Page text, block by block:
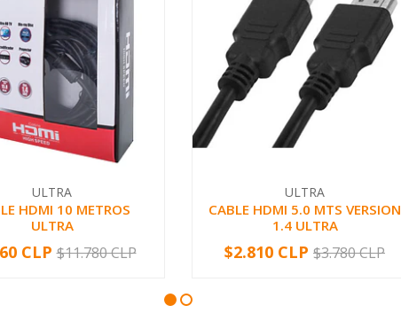
ULTRA
HDMI 10 METROS
ULTRA
+
CLP $11.780 CLP
ULTRA
CABLE HDMI 5.0 MTS VERSION
1.4 ULTRA
+
$2.810 CLP $3.780 CLP